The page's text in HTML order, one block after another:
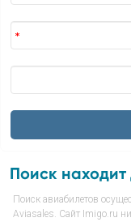
Поиск
Поиск авиабилетов
Aviasales. Сайт Imigo.ru